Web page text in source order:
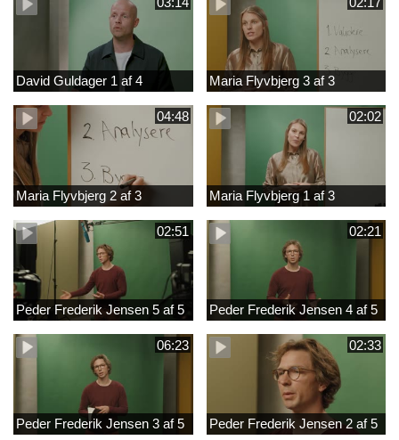
David Guldager 1 af 4 Maria Flyvbjerg 3 af 3
04:48
Maria Flyvbjerg 2 af 3
02:02
Maria Flyvbjerg 1 af 3
02:51
Peder Frederik Jensen 5 af 5
02:21
Peder Frederik Jensen 4 af 5
06:23
Peder Frederik Jensen 3 af 5
02:33
Peder Frederik Jensen 2 af 5